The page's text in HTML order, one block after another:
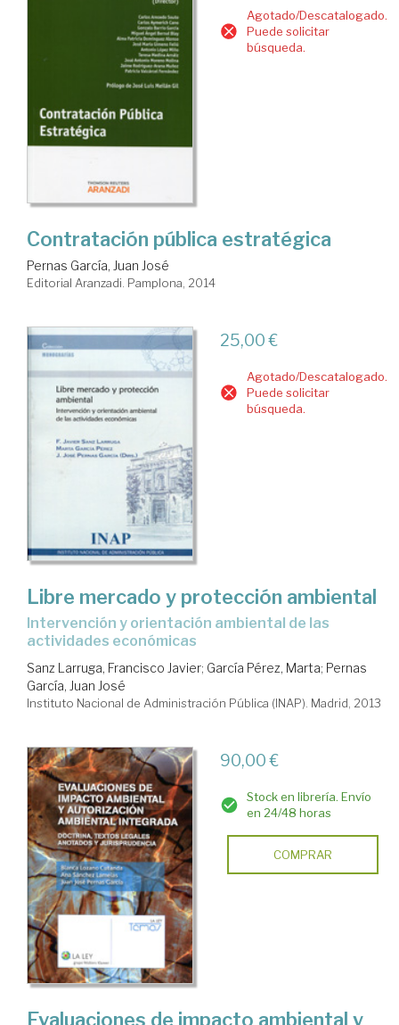
Agotado/Descatalogado.
Puede solicitar
búsqueda.
Contratación pública estratégica
Pernas García, Juan José
Editorial Aranzadi. Pamplona, 2014
25,00 €
Agotado/Descatalogado.
Puede solicitar
búsqueda.
Libre mercado y protección ambiental
intervención y orientación ambiental de las
actividades económicas
Sanz Larruga, Francisco Javier; García Pérez, Marta; Pernas
García, Juan José
Instituto Nacional de Administración Pública (INAP). Madrid, 2013
90,00 €
Stock en librería. Envío
en 24/48 horas
COMPRAR
Evaluaciones de impacto ambiental y